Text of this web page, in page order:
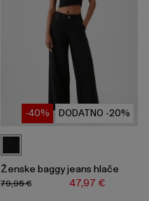
DODATNO -20%
-40%
Ženske baggy jeans hlače
47,97 €
79,95 €